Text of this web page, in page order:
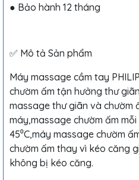
● Bảo hành 12 tháng
✅ Mô tả Sản phẩm
Máy massage cầm tay
chườm ấm tận hưởng thư
massage thư giãn và chườm
máy,massage chườm ấm
45⁰C,máy massage chườm
chườm ấm thay vì kéo căng
không bị kéo căng.